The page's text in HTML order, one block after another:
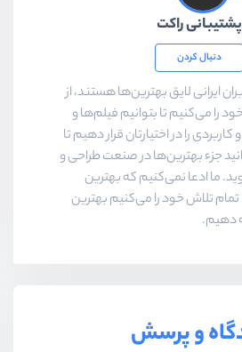
پشتیبانی راکت
دنبال کردن
ایرانی لایق بهترین‌ها هستند، از
را می‌کنیم تا بتوانیم فیلم‌ها و
را در اختیارتان قرار دهیم تا
جزء بهترین‌ها در صنعت طراحی و
ما ادعا نمی‌کنیم که بهترین
تلاش خود را می‌کنیم بهترین
دهیم.
و پرسش